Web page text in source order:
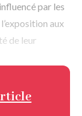
par les
aux
de leur